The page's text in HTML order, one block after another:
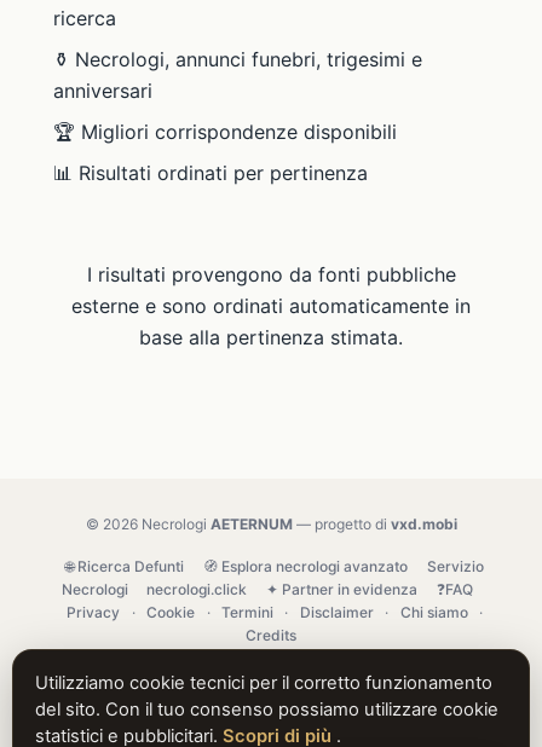
ricerca
⚱️ Necrologi, annunci funebri, trigesimi e
anniversari
🏆 Migliori corrispondenze disponibili
📊 Risultati ordinati per pertinenza
I risultati provengono da fonti pubbliche
esterne e sono ordinati automaticamente in
base alla pertinenza stimata.
© 2026 Necrologi AETERNUM— progetto di vxd.mobi
🌐 Ricerca Defunti 🧭 Esplora necrologi avanzato
Servizio
Necrologi
necrologi.click ✦ Partner in evidenza
❓FAQ
Privacy
· Cookie · Termini · Disclaimer · Chi siamo
·
Credits
Utilizziamo cookie tecnici per il corretto funzionamento
del sito. Con il tuo consenso possiamo utilizzare cookie
statistici e pubblicitari. Scopri di più .